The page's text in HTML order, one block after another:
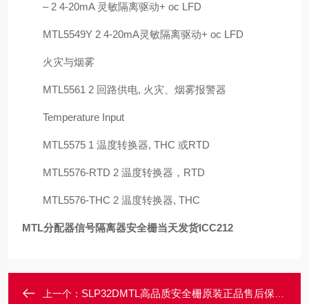
– 2 4-20mA 灵敏隔离驱动+ oc LFD
MTL5549Y 2 4-20mA灵敏隔离驱动+ oc LFD
火灾与烟雾
MTL5561 2 回路供电, 火灾、烟雾报警器
Temperature Input
MTL5575 1 温度转换器, THC 或RTD
MTL5576-RTD 2 温度转换器，RTD
MTL5576-THC 2 温度转换器, THC
MTL分配器信号隔离器安全栅当天发货ICC212
上一个： SLP32DMTL高品质安全栅原装正品售后保障当天发货